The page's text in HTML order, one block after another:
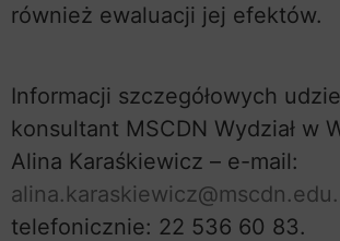
również ewaluacji jej efektów.
Informacji szczegółowych
konsultant MSCDN Wydział w
Alina Karaśkiewicz – e-mail:
telefonicznie: 22 536 60 83.